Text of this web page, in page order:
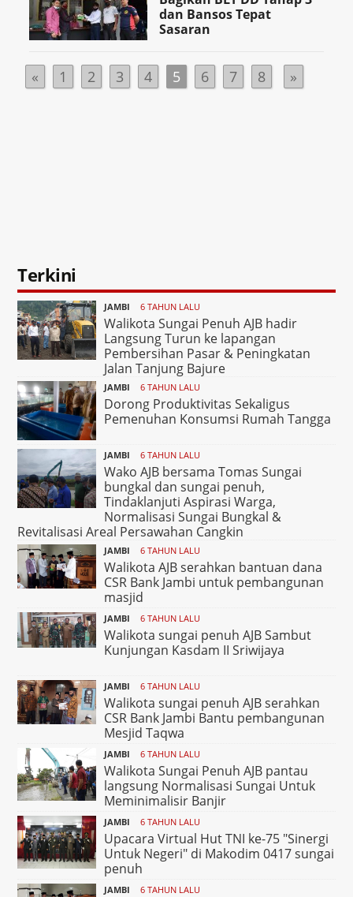
dan Bansos Tepat
Sasaran
« 1 2 3 4 5 6 7 8 »
Terkini
JAMBI 6 TAHUN LALU
Walikota Sungai Penuh AJB hadir
Langsung Turun ke lapangan
Pembersihan Pasar & Peningkatan
Jalan Tanjung Bajure
JAMBI 6 TAHUN LALU
Dorong Produktivitas Sekaligus
Pemenuhan Konsumsi Rumah Tangga
JAMBI 6 TAHUN LALU
Wako AJB bersama Tomas Sungai
bungkal dan sungai penuh,
Tindaklanjuti Aspirasi Warga,
Normalisasi Sungai Bungkal &
Revitalisasi Areal Persawahan Cangkin
JAMBI 6 TAHUN LALU
Walikota AJB serahkan bantuan dana
CSR Bank Jambi untuk pembangunan
masjid
JAMBI 6 TAHUN LALU
Walikota sungai penuh AJB Sambut
Kunjungan Kasdam II Sriwijaya
JAMBI 6 TAHUN LALU
Walikota sungai penuh AJB serahkan
CSR Bank Jambi Bantu pembangunan
Mesjid Taqwa
JAMBI 6 TAHUN LALU
Walikota Sungai Penuh AJB pantau
langsung Normalisasi Sungai Untuk
Meminimalisir Banjir
JAMBI 6 TAHUN LALU
Upacara Virtual Hut TNI ke-75 "Sinergi
Untuk Negeri" di Makodim 0417 sungai
penuh
JAMBI 6 TAHUN LALU